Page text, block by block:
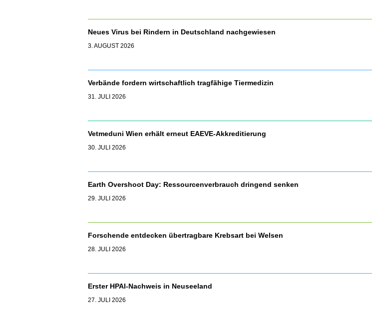
Neues Virus bei Rindern in Deutschland nachgewiesen
3. AUGUST 2026
Verbände fordern wirtschaftlich tragfähige Tiermedizin
31. JULI 2026
Vetmeduni Wien erhält erneut EAEVE-Akkreditierung
30. JULI 2026
Earth Overshoot Day: Ressourcenverbrauch dringend senken
29. JULI 2026
Forschende entdecken übertragbare Krebsart bei Welsen
28. JULI 2026
Erster HPAI-Nachweis in Neuseeland
27. JULI 2026